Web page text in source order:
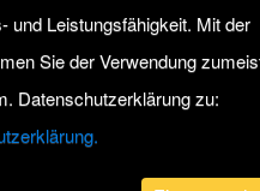
Desktop
und Leistungsfähigkeit. Mit der
Sie der Verwendung
Datenschutzerklärung zu: